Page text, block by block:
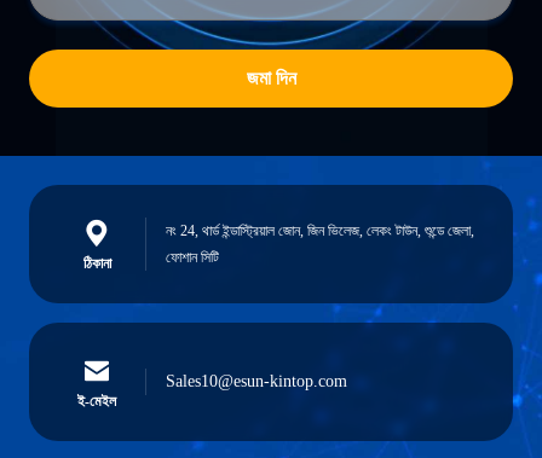
জমা দিন
ঠিকানা
নং 24, থার্ড ইন্ডাস্ট্রিয়াল জোন, জিন ভিলেজ, লেকং টাউন, শুন্ডে জেলা,
ফোশান সিটি
ই-মেইল
Sales10@esun-kintop.com